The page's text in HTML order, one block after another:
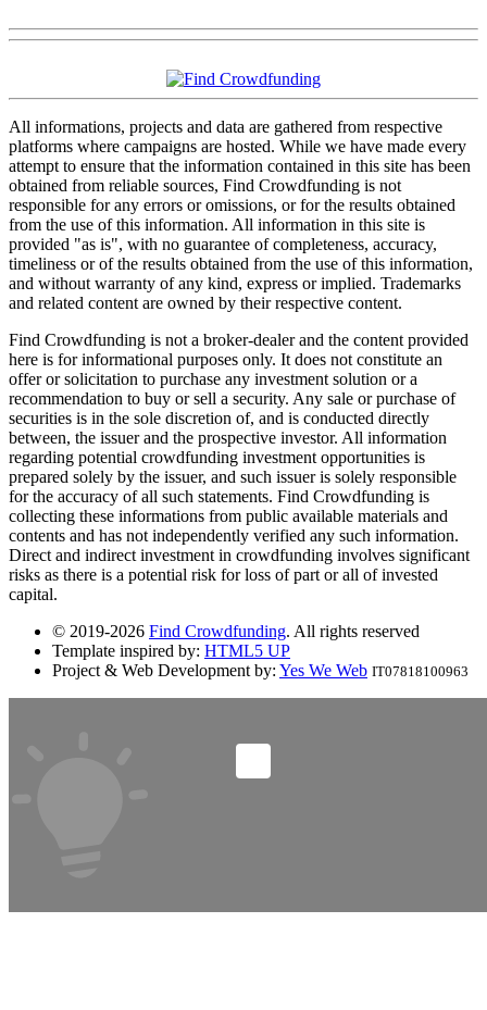
All informations, projects and data are gathered from respective
platforms where campaigns are hosted. While we have made every
attempt to ensure that the information contained in this site has been
obtained from reliable sources, Find Crowdfunding is not
responsible for any errors or omissions, or for the results obtained
from the use of this information. All information in this site is
provided "as is", with no guarantee of completeness, accuracy,
timeliness or of the results obtained from the use of this information,
and without warranty of any kind, express or implied. Trademarks
and related content are owned by their respective content.
Find Crowdfunding is not a broker-dealer and the content provided
here is for informational purposes only. It does not constitute an
offer or solicitation to purchase any investment solution or a
recommendation to buy or sell a security. Any sale or purchase of
securities is in the sole discretion of, and is conducted directly
between, the issuer and the prospective investor. All information
regarding potential crowdfunding investment opportunities is
prepared solely by the issuer, and such issuer is solely responsible
for the accuracy of all such statements. Find Crowdfunding is
collecting these informations from public available materials and
contents and has not independently verified any such information.
Direct and indirect investment in crowdfunding involves significant
risks as there is a potential risk for loss of part or all of invested
capital.
© 2019-2026 Find Crowdfunding. All rights reserved
Template inspired by: HTML5 UP
Project & Web Development by: Yes We Web IT07818100963